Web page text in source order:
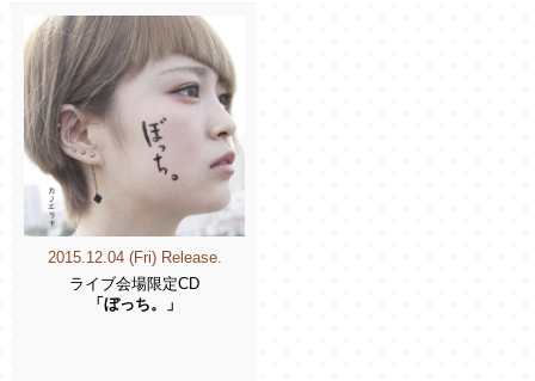
2015.12.04 (Fri) Release.
ライブ会場限定CD
「ぼっち。」